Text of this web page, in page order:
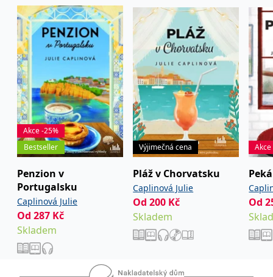
přesvědčit v autorčině prvotiněMluv se mnoua
románechÚtěk na venkova Léto na venkově,
odehrávajících se v její rodné Anglii.
Obě série Romantické a Vánoční útěky jsou k
dispozici také jako audiokniha.
Akce -25%
Bestseller
Penzion v
Portugalsku
Caplinová Julie
Od 287 Kč
Skladem
Výjimečná cena
Pláž v Chorvatsku
Caplinová Julie
Od200 Kč
Skladem
Od